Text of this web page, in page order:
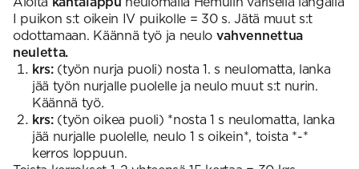
I puikon s:t oikein IV puikolle = 30 s. Jätä muut s:t
odottamaan. Käännä työ ja neulo vahvennettua
neuletta.
krs:(työn nurja puoli) nosta 1. s neulomatta, lanka
jää työn nurjalle puolelle ja neulo muut s:t nurin.
Käännä työ.
krs: (työn oikea puoli) *nosta 1 s neulomatta, lanka
jää nurjalle puolelle, neulo 1 s oikein*, toista *-*
kerros loppuun.